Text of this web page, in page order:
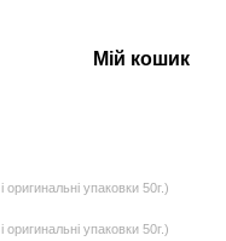
Мій кошик
упаковки 50г.)
упаковки 50г.)